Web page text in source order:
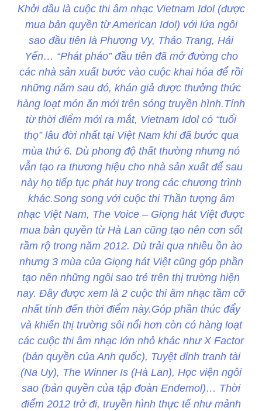
Khởi đầu là cuộc thi âm nhạc Vietnam Idol (được
mua bản quyền từ American Idol) với lứa ngôi
sao đầu tiên là Phương Vy, Thảo Trang, Hải
Yến… “Phát pháo” đầu tiên đã mở đường cho
các nhà sản xuất bước vào cuộc khai hóa để rồi
những năm sau đó, khán giả được thưởng thức
hàng loạt món ăn mới trên sóng truyền hình.Tính
từ thời điểm mới ra mắt, Vietnam Idol có “tuổi
thọ” lâu đời nhất tại Việt Nam khi đã bước qua
mùa thứ 6. Dù phong độ thất thường nhưng nó
vẫn tạo ra thương hiệu cho nhà sản xuất để sau
này họ tiếp tục phát huy trong các chương trình
khác.Song song với cuộc thi Thần tượng âm
nhạc Việt Nam, The Voice – Giọng hát Việt được
mua bản quyền từ Hà Lan cũng tạo nên cơn sốt
rầm rộ trong năm 2012. Dù trải qua nhiều ồn ào
nhưng 3 mùa của Giọng hát Việt cũng góp phần
tạo nên những ngôi sao trẻ trên thị trường hiện
nay. Đây được xem là 2 cuộc thi âm nhạc tầm cỡ
nhất tính đến thời điểm này.Góp phần thúc đẩy
và khiến thị trường sôi nổi hơn còn có hàng loạt
các cuộc thi âm nhạc lớn nhỏ khác như X Factor
(bản quyền của Anh quốc), Tuyệt đỉnh tranh tài
(Na Uy), The Winner Is (Hà Lan), Học viện ngôi
sao (bản quyền của tập đoàn Endemol)… Thời
điểm 2012 trở đi, truyền hình thực tế như mảnh